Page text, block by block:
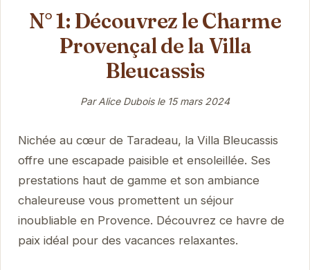
N° 1: Découvrez le Charme
Provençal de la Villa
Bleucassis
Par Alice Dubois le 15 mars 2024
Nichée au cœur de Taradeau, la Villa Bleucassis
offre une escapade paisible et ensoleillée. Ses
prestations haut de gamme et son ambiance
chaleureuse vous promettent un séjour
inoubliable en Provence. Découvrez ce havre de
paix idéal pour des vacances relaxantes.